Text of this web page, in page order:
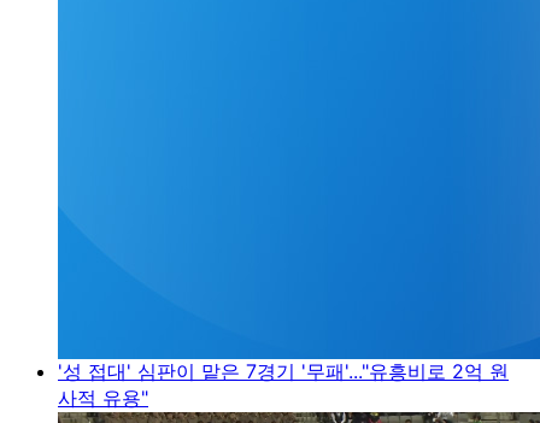
'성 접대' 심판이 맡은 7경기 '무패'..."유흥비로 2억 원
사적 유용"